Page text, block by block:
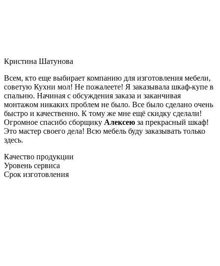
Кристина Шатунова
Всем, кто еще выбирает компанию для изготовления мебели,
советую Кухни мол! Не пожалеете! Я заказывала шкаф-купе в
спальню. Начиная с обсуждения заказа и заканчивая
монтажом никаких проблем не было. Все было сделано очень
быстро и качественно. К тому же мне ещё скидку сделали!
Огромное спасибо сборщику Алексею за прекрасный шкаф!
Это мастер своего дела! Всю мебель буду заказывать только
здесь.
Качество продукции
Уровень сервиса
Срок изготовления